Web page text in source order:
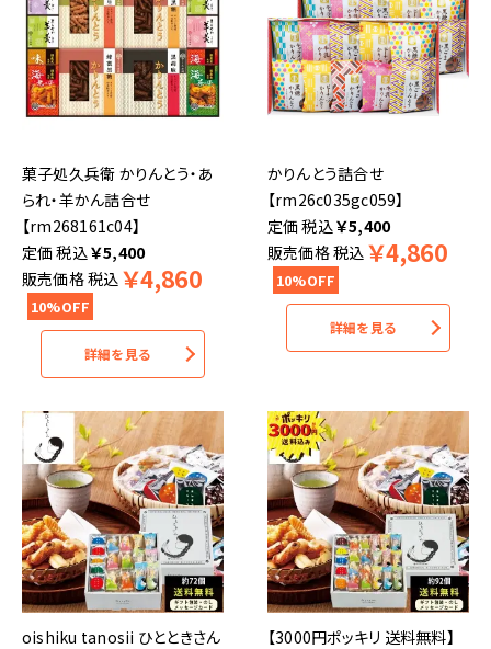
菓子処久兵衛 かりんとう・あ
られ・羊かん詰合せ
【rm268161c04】
税込￥5,400
販売価格税込 ￥4,860
10%OFF
詳細を見る
かりんとう詰合せ
【rm26c035gc059】
税込￥5,400
販売価格税込 ￥4,860
10%OFF
詳細を見る
oishiku tanosii ひとときさん
【3000円ポッキリ 送料無料】